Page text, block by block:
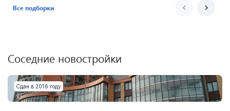
Все подборки
Соседние новостройки
Сдан в 2016 году